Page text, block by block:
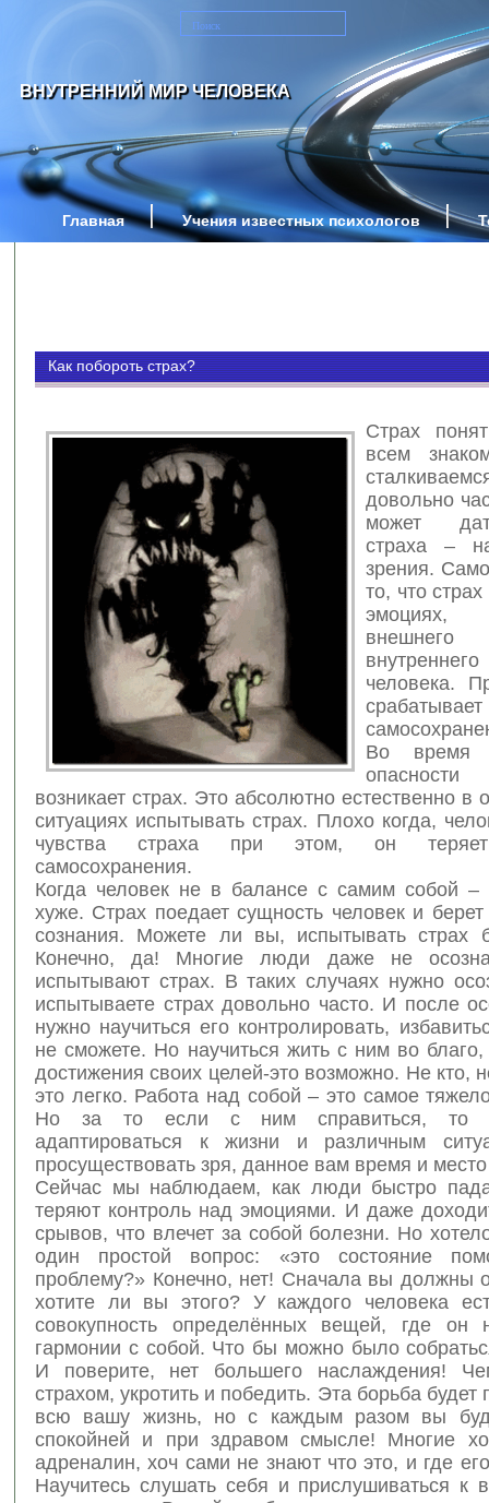
ВНУТРЕННИЙ МИР ЧЕЛОВЕКА
Главная Учения известных психологов
Как побороть страх?
Страх
всем
довольно
может
страха –
зрения.
то, что
эмоциях,
человека.
Во время
возникает страх. Это абсолютно естественно в
ситуациях испытывать страх. Плохо когда,
чувства страха при этом, он теряет
самосохранения.
Когда человек не в балансе с самим собой –
хуже. Страх поедает сущность человек и
сознания. Можете ли вы, испытывать страх
Конечно, да! Многие люди даже не
испытывают страх. В таких случаях нужно
испытываете страх довольно часто. И после
нужно научиться его контролировать,
не сможете. Но научиться жить с ним во
достижения своих целей-это возможно. Не кто,
это легко. Работа над собой – это самое
Но за то если с ним справиться, то
адаптироваться к жизни и различным
просуществовать зря, данное вам время и
Сейчас мы наблюдаем, как люди быстро
теряют контроль над эмоциями. И даже
срывов, что влечет за собой болезни. Но
один простой вопрос: «это состояние
проблему?» Конечно, нет! Сначала вы должны
хотите ли вы этого? У каждого человека
совокупность определённых вещей, где он
гармонии с собой. Что бы можно было
И поверите, нет большего наслаждения!
страхом, укротить и победить. Эта борьба будет
всю вашу жизнь, но с каждым разом вы
спокойней и при здравом смысле! Многие
адреналин, хоч сами не знают что это, и где
Научитесь слушать себя и прислушиваться к